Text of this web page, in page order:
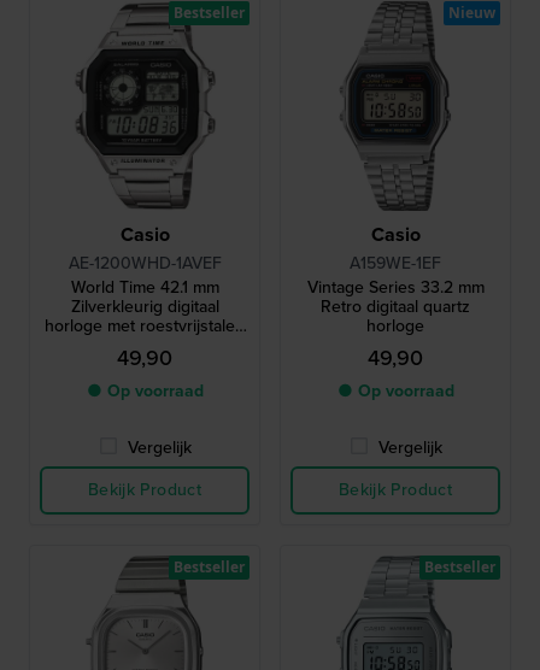
Casio
AE-1200WHD-1AVEF
World Time 42.1 mm
Zilverkleurig digitaal
horloge met roestvrijstalen
armband
49,90
● Op voorraad
Vergelijk
Bekijk Product
Bestseller
Casio
A159WE-1EF
Vintage Series 33.2 mm
Retro digitaal quartz
horloge
49,90
● Op voorraad
Vergelijk
Bekijk Product
Nieuw
Bestseller Bestseller